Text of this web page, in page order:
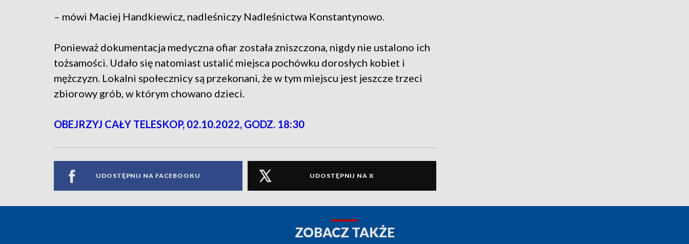
– mówi Maciej Handkiewicz, nadleśniczy Nadleśnictwa Konstantynowo.
Ponieważ dokumentacja medyczna ofiar została zniszczona, nigdy nie ustalono ich
tożsamości. Udało się natomiast ustalić miejsca pochówku dorosłych kobiet i
mężczyzn. Lokalni społecznicy są przekonani, że w tym miejscu jest jeszcze trzeci
zbiorowy grób, w którym chowano dzieci.
OBEJRZYJ CAŁY TELESKOP, 02.10.2022, GODZ. 18:30
UDOSTĘPNIJ NA FACEBOOKU UDOSTĘPNIJ NA X
ZOBACZ TAKŻE